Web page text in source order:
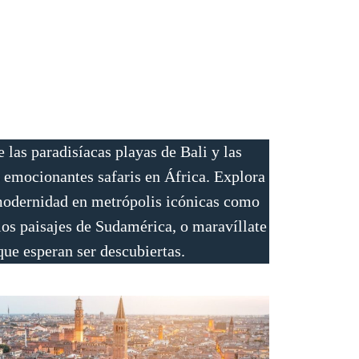
paradisíacas playas de Bali y las
safaris en África. Explora
en metrópolis icónicas como
paisajes de Sudamérica, o maravíllate
esperan ser descubiertas.